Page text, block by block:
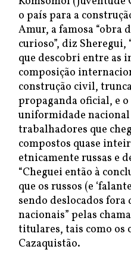
o país para a
Amur, a famosa “obra
curioso”, diz
que descobri entre as
composição
construção civil,
propaganda oficial, e
uniformidade nacional
trabalhadores que
compostos quase
etnicamente russas e
“Cheguei então à
que os russos (e
sendo deslocados fora
nacionais” pelas
titulares, tais como os
Cazaquistão.